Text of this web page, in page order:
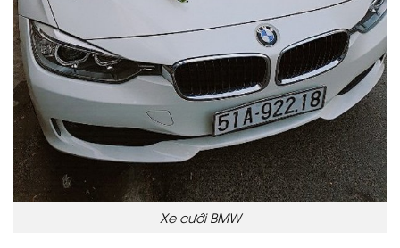
Xe cưới BMW